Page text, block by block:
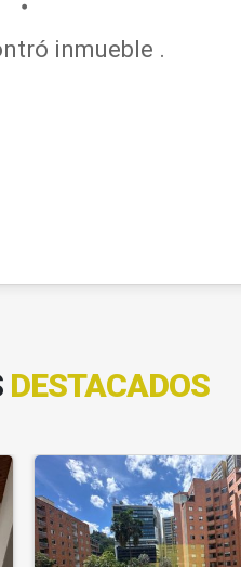
inmueble .
DESTACADOS